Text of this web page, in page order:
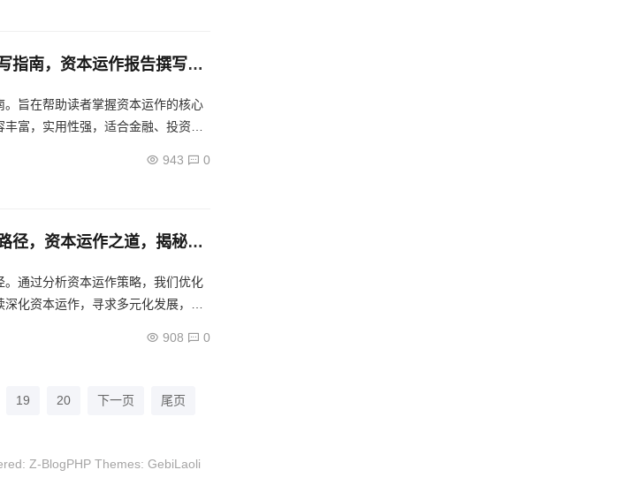
指南，资本运作报告撰写全
旨在帮助读者掌握资本运作的核心
富，实用性强，适合金融、投资等
943 0
径，资本运作之道，揭秘企
通过分析资本运作策略，我们优化
化资本运作，寻求多元化发展，助
908 0
19 20 下一页 尾页
Z-BlogPHP Themes: GebiLaoli